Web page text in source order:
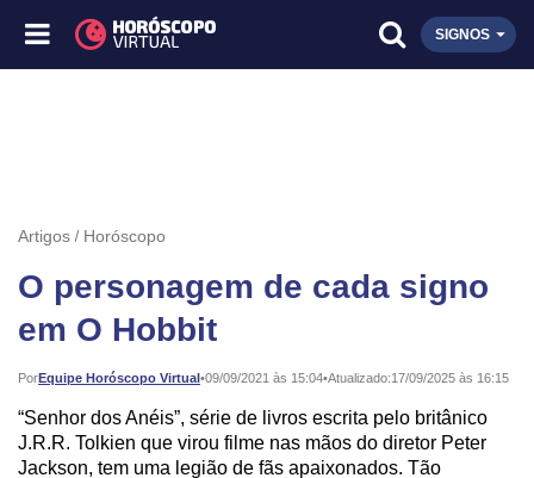
SIGNOS
Artigos Horóscopo
O personagem de cada signo
em O Hobbit
PorEquipe Horóscopo Virtual•
Publicado: 09/09/2021 às 15:04•Atualizado:17/09/2025 às 16:15
“Senhor dos Anéis”, série de livros escrita pelo britânico
J.R.R. Tolkien que virou filme nas mãos do diretor Peter
Jackson, tem uma legião de fãs apaixonados. Tão